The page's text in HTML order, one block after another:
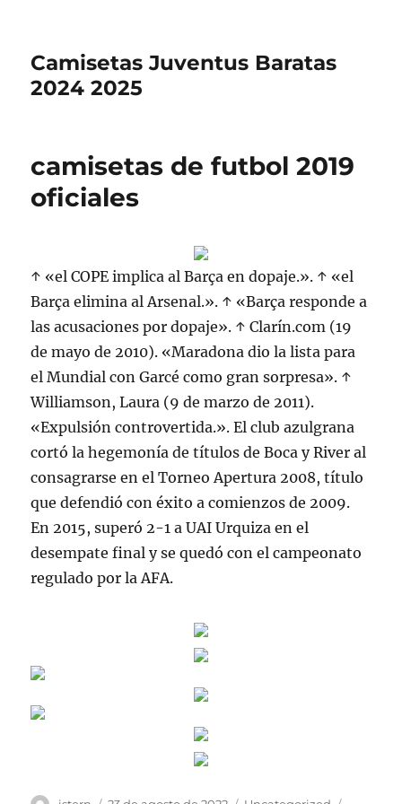
Camisetas Juventus Baratas
2024 2025
camisetas de futbol 2019
oficiales
↑ «el COPE implica al Barça en dopaje.». ↑ «el
Barça elimina al Arsenal.». ↑ «Barça responde a
las acusaciones por dopaje». ↑ Clarín.com (19
de mayo de 2010). «Maradona dio la lista para
el Mundial con Garcé como gran sorpresa». ↑
Williamson, Laura (9 de marzo de 2011).
«Expulsión controvertida.». El club azulgrana
cortó la hegemonía de títulos de Boca y River al
consagrarse en el Torneo Apertura 2008, título
que defendió con éxito a comienzos de 2009.
En 2015, superó 2-1 a UAI Urquiza en el
desempate final y se quedó con el campeonato
regulado por la AFA.